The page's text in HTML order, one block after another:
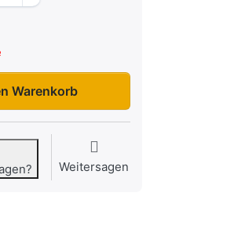
zu 5.799,00 €, Menge 1.
Warenkorb
Weitersagen